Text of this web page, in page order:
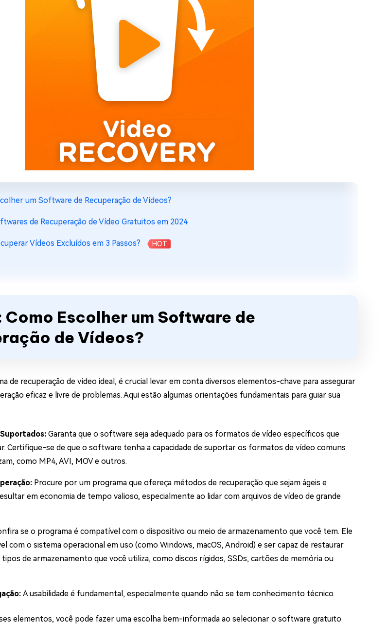
um Software de Recuperação de Vídeos?
de Recuperação de Vídeo Gratuitos em 2024
Vídeos Excluídos em 3 Passos? HOT
Como Escolher um Software de
de Vídeos?
de recuperação de vídeo ideal, é crucial levar em conta diversos elementos-chave para assegurar
eficaz e livre de problemas. Aqui estão algumas orientações fundamentais para guiar sua
Garanta que o software seja adequado para os formatos de vídeo específicos que
Certifique-se de que o software tenha a capacidade de suportar os formatos de vídeo comuns
como MP4, AVI, MOV e outros.
Procure por um programa que ofereça métodos de recuperação que sejam ágeis e
em economia de tempo valioso, especialmente ao lidar com arquivos de vídeo de grande
se o programa é compatível com o dispositivo ou meio de armazenamento que você tem. Ele
com o sistema operacional em uso (como Windows, macOS, Android) e ser capaz de restaurar
de armazenamento que você utiliza, como discos rígidos, SSDs, cartões de memória ou
A usabilidade é fundamental, especialmente quando não se tem conhecimento técnico.
elementos, você pode fazer uma escolha bem-informada ao selecionar o software gratuito